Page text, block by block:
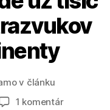
v článku
1 komentárna